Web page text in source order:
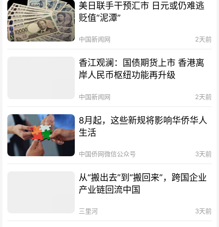
美日联手干预汇市 日元或仍难逃
贬值“泥潭”
中国新闻网 2天前
香江观澜：国债期货上市 香港离
岸人民币枢纽功能再升级
中国新闻网 2天前
8月起，这些新规将影响华侨华人
生活
中国侨网微信公众号 3天前
从“搬出去”到“搬回来”，跨国企业
产业链回流中国
三里河 3天前